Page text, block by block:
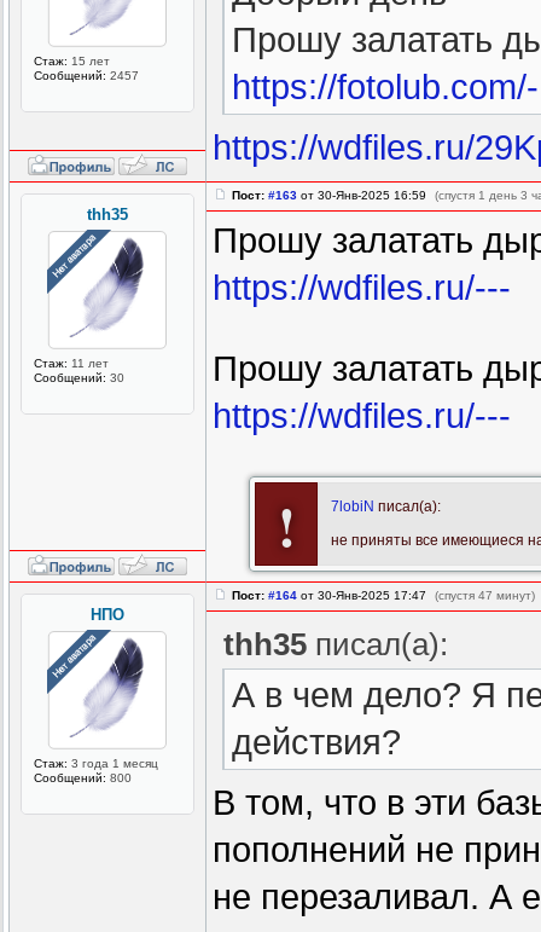
Стаж: 15 лет
Сообщений: 2457
Прошу залатать
https://fotolub.com/-
https://wdfiles.ru/
thh35
Стаж: 11 лет
Сообщений: 30
Пост: #163 от 30-Янв-2025 16:59 (спустя 1 день 3
Прошу залатать
https://wdfiles.ru/---
Прошу залатать
https://wdfiles.ru/---
! 7lobiN писал(а):
не приняты все имеющиеся
НПО
Стаж: 3 года 1 месяц
Сообщений: 800
Пост: #164 от 30-Янв-2025 17:47 (спустя 47 минут)
thh35писал(а):
А в чем дело? Я
действия?
В том, что в эти
пополнений не
не перезаливал. А